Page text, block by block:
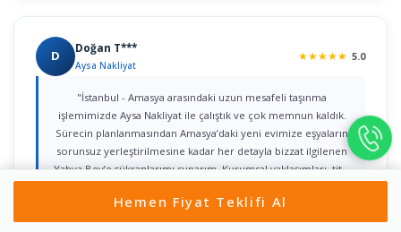
D Doğan T***
Aysa Nakliyat
★★★★★ 5.0
"İstanbul - Amasya arasındaki uzun mesafeli taşınma
işlemimizde Aysa Nakliyat ile çalıştık ve çok memnun kaldık.
Sürecin planlanmasından Amasya’daki yeni evimize eşyaların
sorunsuz yerleştirilmesine kadar her detayla bizzat ilgilenen
Yahya Bey’e şükranlarımı sunarım. Kurumsal yaklaşımları, titiz
ederim."
Hemen Fiyat Teklifi Al